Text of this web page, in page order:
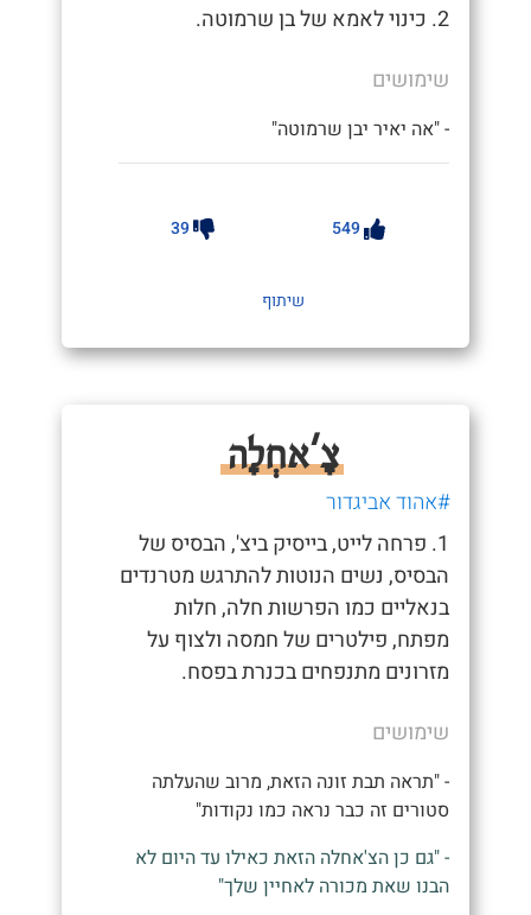
2. כינוי לאמא של בן שרמוטה.
שימושים
- "אה יאיר יבן שרמוטה"
549
39
שיתוף
צָ'אחְלָה
#אהוד אביגדור
1. פרחה לייט, בייסיק ביצ', הבסיס של
הבסיס, נשים הנוטות להתרגש מטרנדים
בנאליים כמו הפרשות חלה, חלות
מפתח, פילטרים של חמסה ולצוף על
מזרונים מתנפחים בכנרת בפסח.
שימושים
- "תראה תבת זונה הזאת, מרוב שהעלתה
סטורים זה כבר נראה כמו נקודות"
- "גם כן הצ'אחלה הזאת כאילו עד היום לא
הבנו שאת מכורה לאחיין שלך"